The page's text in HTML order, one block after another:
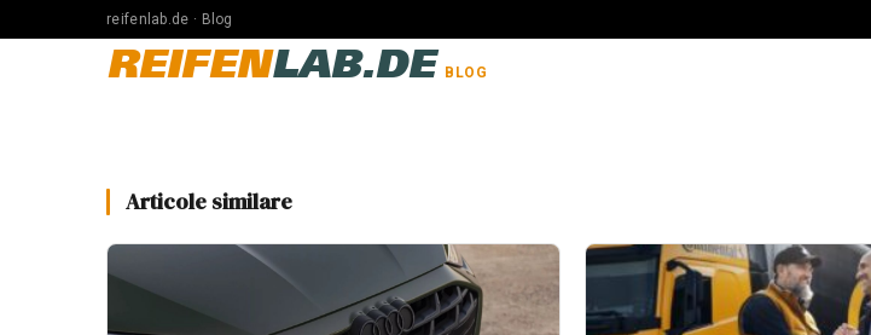
reifenlab.de · Blog
REIFENLAB.DE BLOG
Articole similare